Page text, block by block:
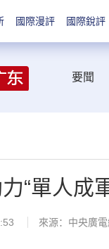
國際漫評 國際銳評
要聞
“單人成
來源：中央廣